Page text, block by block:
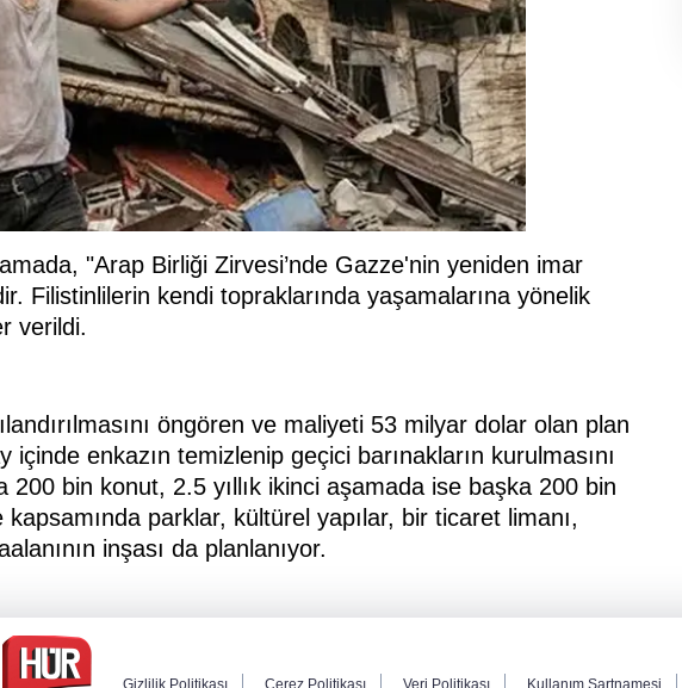
"Arap Birliği Zirvesi’nde Gazze'nin yeniden imar
Filistinlilerin kendi topraklarında yaşamalarına yönelik
verildi.
öngören ve maliyeti 53 milyar dolar olan plan
içinde enkazın temizlenip geçici barınakların kurulmasını
200 bin konut, 2.5 yıllık ikinci aşamada ise başka 200 bin
parklar, kültürel yapılar, bir ticaret limanı,
inşası da planlanıyor.
Gizlilik Politikası Çerez Politikası Veri Politikası Kullanım Şartnamesi